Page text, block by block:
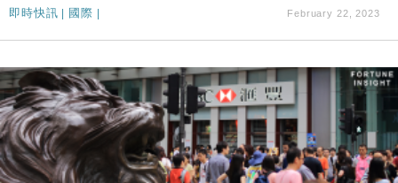
11:12
國際｜特朗普料美伊戰事快結束 承認部分彈藥庫存緊
司
即時快訊 | 國際 | February 22, 2023